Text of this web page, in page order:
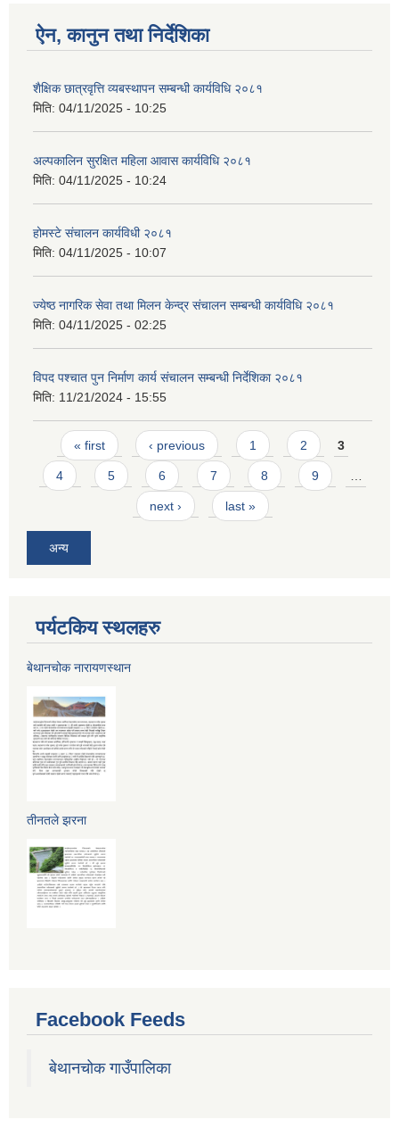
ऐन, कानुन तथा निर्देशिका
शैक्षिक छात्रवृत्ति व्यबस्थापन सम्बन्धी कार्यविधि २०८१
मिति: 04/11/2025 - 10:25
अल्पकालिन सुरक्षित महिला आवास कार्यविधि २०८१
मिति: 04/11/2025 - 10:24
होमस्टे संचालन कार्यविधी २०८१
मिति: 04/11/2025 - 10:07
ज्येष्ठ नागरिक सेवा तथा मिलन केन्द्र संचालन सम्बन्धी कार्यविधि २०८१
मिति: 04/11/2025 - 02:25
विपद पश्चात पुन निर्माण कार्य संचालन सम्बन्धी निर्देशिका २०८१
मिति: 11/21/2024 - 15:55
Pages
« first ‹ previous 1 2 3
4 5 6 7 8 9 …
next › last »
अन्य
पर्यटकिय स्थलहरु
बेथानचोक नारायणस्थान
तीनतले झरना
Facebook Feeds
बेथानचोक गाउँपालिका